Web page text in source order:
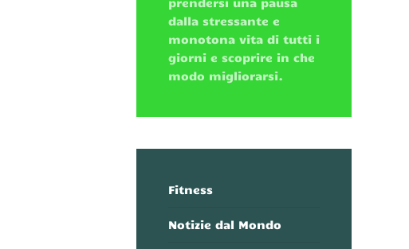
dalla stressante e
monotona vita di tutti i
giorni e scoprire in che
modo migliorarsi.
Fitness
Notizie dal Mondo